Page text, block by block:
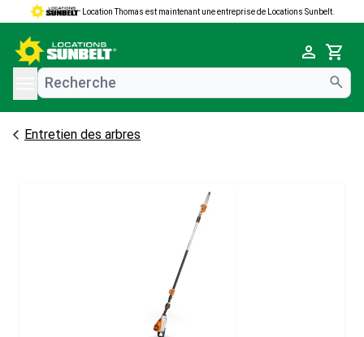
Location Thomas est maintenant une entreprise de Locations Sunbelt.
Cart
menu
Entretien des arbres